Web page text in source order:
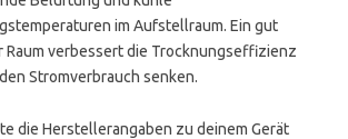
im Aufstellraum. Ein gut
Raum verbessert die Trocknungseffizienz
Stromverbrauch senken.
die Herstellerangaben zu deinem Gerät